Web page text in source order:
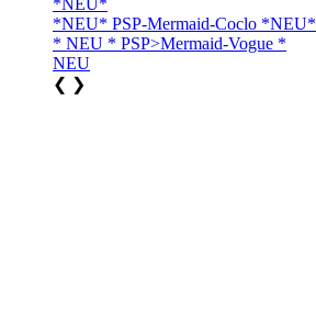
*NEU*
*NEU* PSP-Mermaid-Coclo *NEU*
* NEU * PSP>Mermaid-Vogue *
NEU
❮ ❯